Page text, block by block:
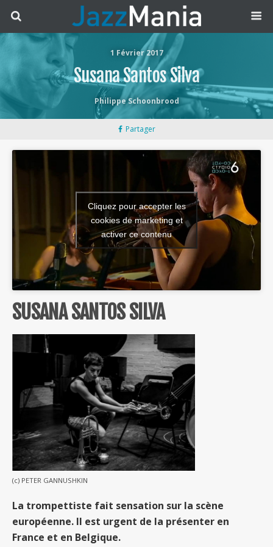
1 Février 2017
Susana Santos Silva
Philippe Schoonbrood
Partager
Cliquez pour accepter les
cookies de marketing et
activer ce contenu
SUSANA SANTOS SILVA
(c) PETER GANNUSHKIN
La trompettiste fait sensation sur la scène
européenne. Il est urgent de la présenter en
France et en Belgique.